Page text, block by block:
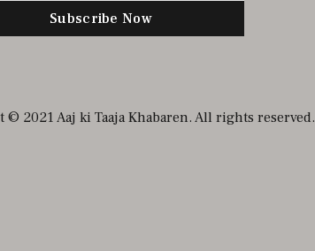
Subscribe Now
© 2021 Aaj ki Taaja Khabaren. All rights reserved.